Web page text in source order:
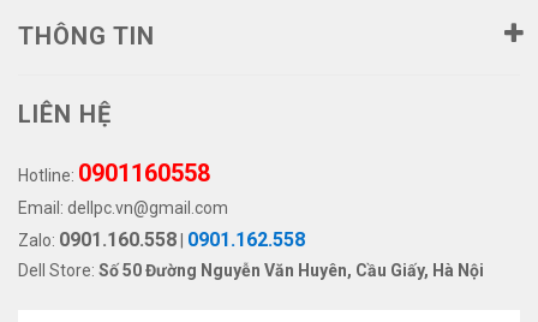
THÔNG TIN
LIÊN HỆ
Hotline: 0901160558
Email: dellpc.vn@gmail.com
Zalo: 0901.160.558 0901.162.558
Dell Store: Số 50 Đường Nguyễn Văn Huyên, Cầu Giấy, Hà Nội